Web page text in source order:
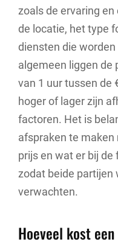
zoals de ervaring
de locatie, het type
diensten die
algemeen liggen de
van 1 uur tussen de
hoger of lager zijn
factoren. Het is
afspraken te
prijs en wat er bij
zodat beide partijen
verwachten.
Hoeveel kost